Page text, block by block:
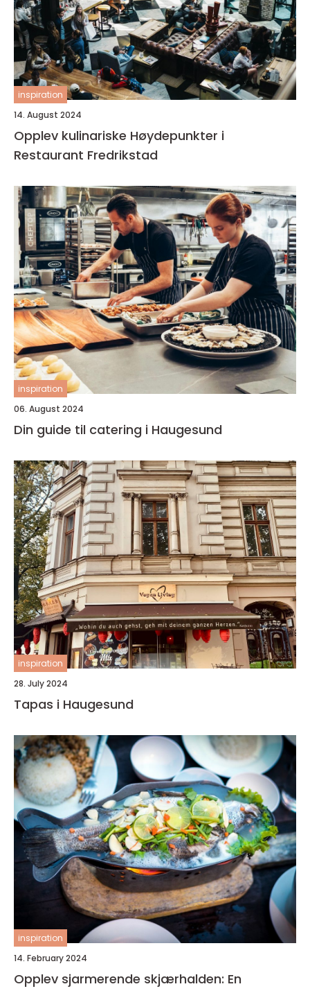
inspiration
14. August 2024
Opplev kulinariske Høydepunkter i
Restaurant Fredrikstad
inspiration
06. August 2024
Din guide til catering i Haugesund
inspiration
28. July 2024
Tapas i Haugesund
inspiration
14. February 2024
Opplev sjarmerende skjærhalden: En